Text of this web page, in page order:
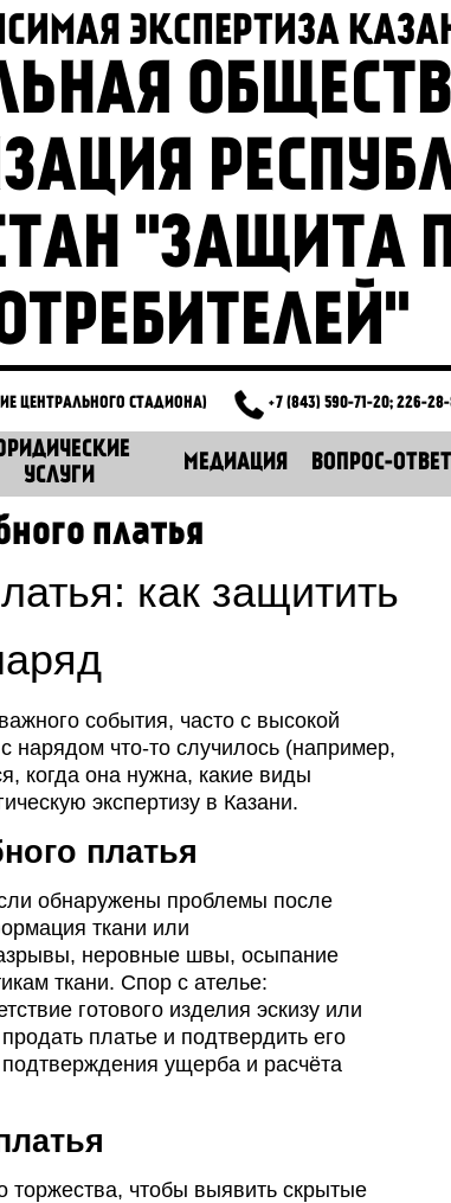
ЭКСПЕРТИЗА
"ЗАЩИТА
ЦЕНТРАЛЬНОГО СТАДИОНА) +7 (843) 590-71-20; 226-
УСЛУГИ
МЕДИАЦИЯ ВОПРОС-ОТВЕТ
платья
как защитить
события, часто с высокой
что‑то случилось (например,
когда она нужна, какие виды
экспертизу в Казани.
платья
обнаружены проблемы после
ткани или
неровные швы, осыпание
ткани. Спор с ателье:
готового изделия эскизу или
платье и подтвердить его
ущерба и расчёта
торжества, чтобы выявить скрытые